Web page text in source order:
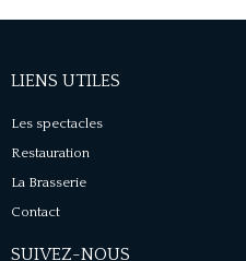
LIENS UTILES
Les spectacles
Restauration
La Brasserie
Contact
SUIVEZ-NOUS